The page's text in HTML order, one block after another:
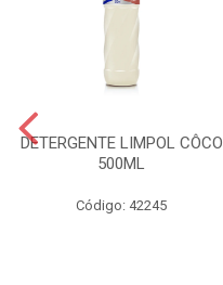
DETERGENTE LIMPOL CÔCO
500ML
Código: 42245